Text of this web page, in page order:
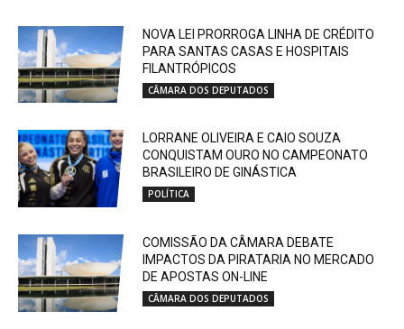
NOVA LEI PRORROGA LINHA DE CRÉDITO
PARA SANTAS CASAS E HOSPITAIS
FILANTRÓPICOS
CÂMARA DOS DEPUTADOS
LORRANE OLIVEIRA E CAIO SOUZA
CONQUISTAM OURO NO CAMPEONATO
BRASILEIRO DE GINÁSTICA
POLÍTICA
COMISSÃO DA CÂMARA DEBATE
IMPACTOS DA PIRATARIA NO MERCADO
DE APOSTAS ON-LINE
CÂMARA DOS DEPUTADOS